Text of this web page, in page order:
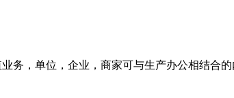
务，单位，企业，商家可与生产办公相结合的